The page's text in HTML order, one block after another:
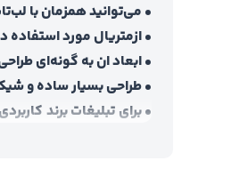
• می‌توانید همزمان با
• ازمتریال مورد استفاده
• ابعاد ان به گونه‌ای
• طراحی بسیار ساده و
• برای تبلیغات برند